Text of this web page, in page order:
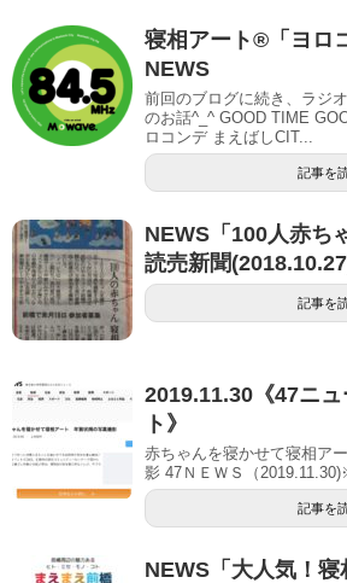
寝相アート®︎「ヨロ
NEWS
前回のブログに続き、ラジ
のお話^_^ GOOD TIME
ロコンデ まえばしCIT...
記事を
NEWS「100人赤ち
読売新聞
記事を
2019.11.30《47ニ
ト》
赤ちゃんを寝かせて寝相ア
影 47ＮＥＷＳ（
記事を
NEWS「大人気！寝